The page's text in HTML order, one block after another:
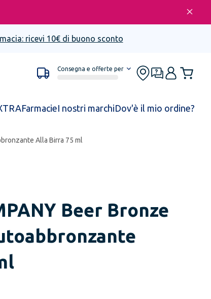
ricevi 10€ di buono sconto
Consegna e offerte per
FarmacieI nostri marchiDov'è il mio ordine?
Alla Birra 75 ml
Beer Bronze